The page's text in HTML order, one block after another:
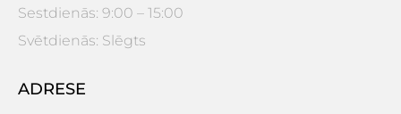
Sestdienās: 9:00 – 15:00
Svētdienās: Slēgts
ADRESE